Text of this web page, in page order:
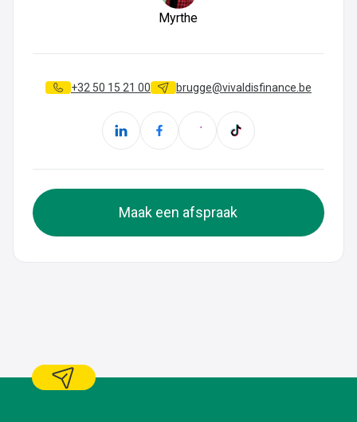
Myrthe
+32 50 15 21 00 brugge@vivaldisfinance.be
Maak een afspraak